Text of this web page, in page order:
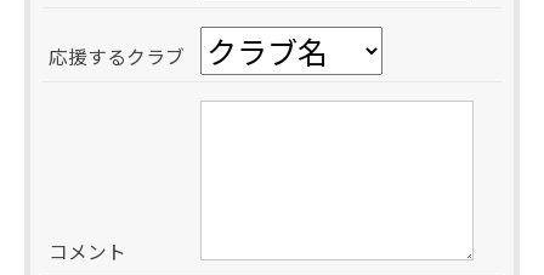
応援するクラブ
コメント